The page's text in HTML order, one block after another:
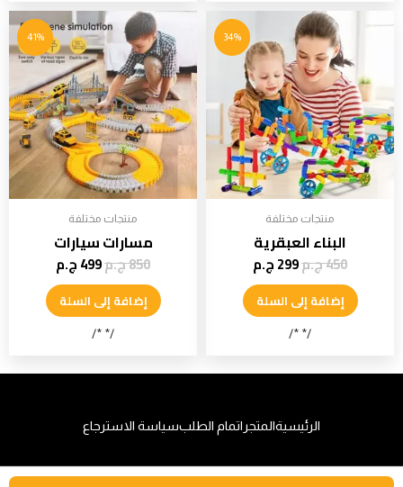
34%
منتجات مختلفة
البناء العبقرية
450ج.م299ج.م
إضافة إلى السلة
/* */
41%
منتجات مختلفة
مسارات سيارات
850ج.م499ج.م
إضافة إلى السلة
/* */
الرئيسيةالمتجر اتمام الطلبسياسة الاسترجاع